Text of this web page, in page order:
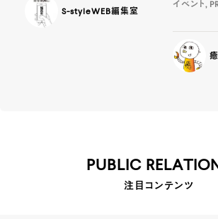
S-styleWEB編集室
イベント,
PUBLIC
注目コンテンツ